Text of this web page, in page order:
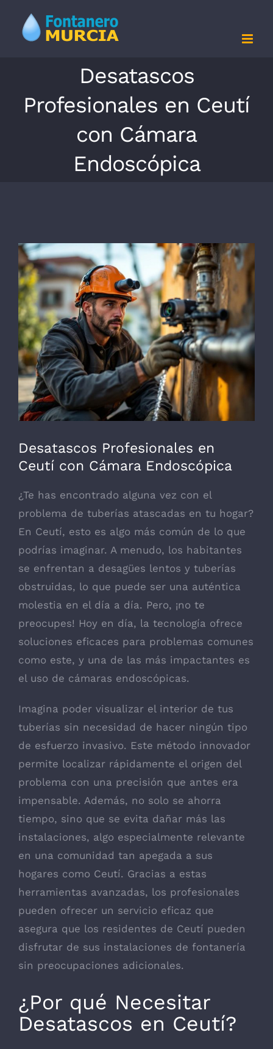
contenido
Desatascos
Profesionales en Ceutí
con Cámara
Endoscópica
Ver
imagen
más
grande
Desatascos Profesionales en
Ceutí con Cámara Endoscópica
¿Te has encontrado alguna vez con el
problema de tuberías atascadas en tu hogar?
En Ceutí, esto es algo más común de lo que
podrías imaginar. A menudo, los habitantes
se enfrentan a desagües lentos y tuberías
obstruidas, lo que puede ser una auténtica
molestia en el día a día. Pero, ¡no te
preocupes! Hoy en día, la tecnología ofrece
soluciones eficaces para problemas comunes
como este, y una de las más impactantes es
el uso de cámaras endoscópicas.
Imagina poder visualizar el interior de tus
tuberías sin necesidad de hacer ningún tipo
de esfuerzo invasivo. Este método innovador
permite localizar rápidamente el origen del
problema con una precisión que antes era
impensable. Además, no solo se ahorra
tiempo, sino que se evita dañar más las
instalaciones, algo especialmente relevante
en una comunidad tan apegada a sus
hogares como Ceutí. Gracias a estas
herramientas avanzadas, los profesionales
pueden ofrecer un servicio eficaz que
asegura que los residentes de Ceutí pueden
disfrutar de sus instalaciones de fontanería
sin preocupaciones adicionales.
¿Por qué Necesitar
Desatascos en Ceutí?